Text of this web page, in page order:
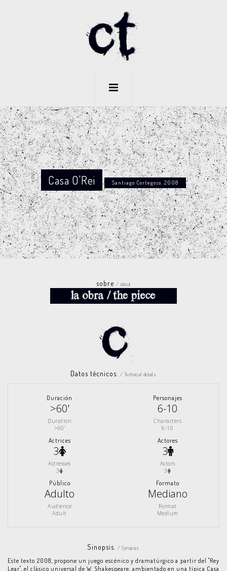
Casa O'Rei Santiago Cortegoso, 2008
sobre/ about
Datos técnicos. / Technical details.
Duración
>60'
Duration
>60'
Personajes
6-10
Characters
6-10
Actrices
3
Actresses
3
Actores
3
Actors
3
Público
Adulto
Audience
Adult
Formato
Mediano
Format
Medium
Sinopsis./ Synopsis.
Este texto 2008, propone un juego escénico y dramatúrgico a partir del "Rey
Lear", el clásico universal de W. Shakespeare, ambientado en una típica Casa